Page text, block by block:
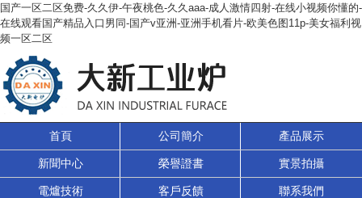
国产一区二区免费-久久伊-午夜桃色-久久aaa-成人激情四射-在线小视频你懂的-
在线观看国产精品入口男同-国产v亚洲-亚洲手机看片-欧美色图11p-美女福利视
频一区二区
首頁 公司簡介 產品展示
新聞中心 榮譽證書 實景拍攝
電爐技術 客戶反饋 聯系我們